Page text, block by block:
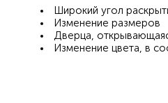
Широкий угол
Изменение размеров
Дверца,
Изменение цвета, в